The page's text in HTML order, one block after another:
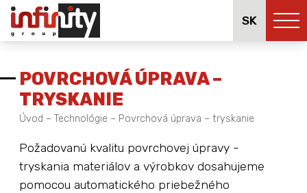
SK
POVRCHOVÁ ÚPRAVA –
TRYSKANIE
Úvod – Technológie – Povrchová úprava – tryskanie
Požadovanú kvalitu povrchovej úpravy -
tryskania materiálov a výrobkov dosahujeme
pomocou automatického priebežného